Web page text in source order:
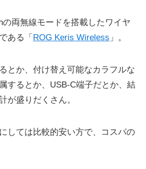
の両無線モードを搭載したワイヤ
ある「 ROG Keris Wireless 」。
とか、付け替え可能なカラフルな
するとか、USB-C端子だとか、結
が盛りだくさん。
しては比較的安い方で、コスパの